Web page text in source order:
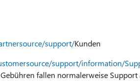
support/Kunden
support/information/
fallen normalerweise